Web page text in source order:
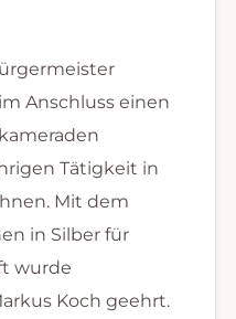
Anschluss einen
Tätigkeit in
Mit dem
in Silber für
wurde
Koch geehrt.